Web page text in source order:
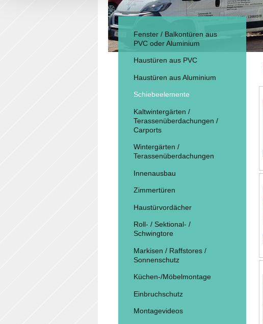
Fenster / Balkontüren aus
PVC oder Aluminium
Haustüren aus PVC
Haustüren aus Aluminium
Schiebeelemente
Kaltwintergärten /
Terassenüberdachungen /
Carports
Wintergärten /
Terassenüberdachungen
Innenausbau
Zimmertüren
Haustürvordächer
Roll- / Sektional- /
Schwingtore
Markisen / Raffstores /
Sonnenschutz
Küchen-/Möbelmontage
Einbruchschutz
Montagevideos